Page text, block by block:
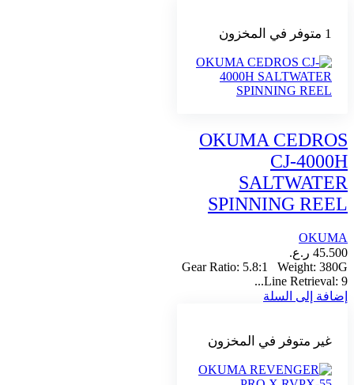
1 متوفر في المخزون
OKUMA CEDROS
CJ-4000H
SALTWATER
SPINNING REEL
OKUMA
45.500 ر.ع.
Gear Ratio: 5.8:1 Weight: 380G
Line Retrieval: 9...
إضافة إلى السلة
غير متوفر في المخزون